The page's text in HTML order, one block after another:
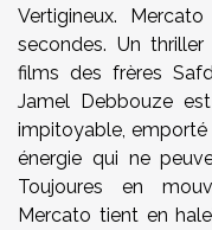
Vertigineux.
secondes. Un
films des frères
Jamel Debbouze
impitoyable,
énergie qui ne
Toujoures en
Mercato tient en